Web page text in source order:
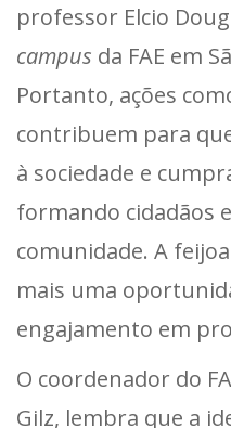
professor Elcio
campus da FAE em
Portanto, ações
contribuem para
à sociedade e
formando cidadãos
comunidade. A
mais uma
engajamento em
O coordenador do
Gilz, lembra que a